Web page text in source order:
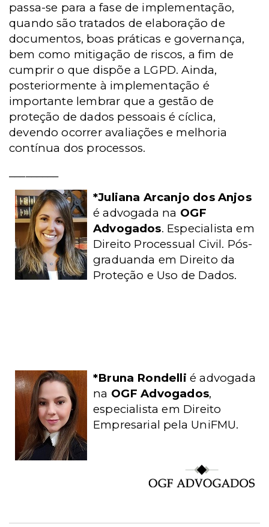
passa-se para a fase de implementação,
quando são tratados de elaboração de
documentos, boas práticas e governança,
bem como mitigação de riscos, a fim de
cumprir o que dispõe a LGPD. Ainda,
posteriormente à implementação é
importante lembrar que a gestão de
proteção de dados pessoais é cíclica,
devendo ocorrer avaliações e melhoria
contínua dos processos.
*Juliana Arcanjo dos Anjos
é advogada na OGF
Advogados. Especialista em
Direito Processual Civil. Pós-
graduanda em Direito da
Proteção e Uso de Dados.
*Bruna Rondelli é advogada
na OGF Advogados,
especialista em Direito
Empresarial pela UniFMU.